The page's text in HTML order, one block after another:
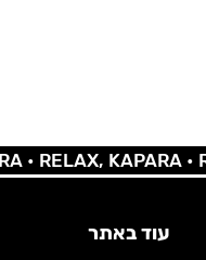
RELAX, KAPARA •
עוד באתר